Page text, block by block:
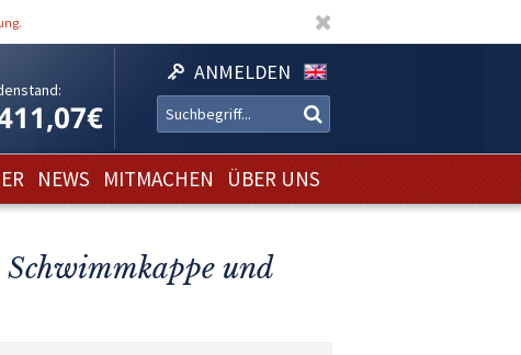
.
ANMELDEN
NEWS MITMACHEN ÜBER UNS
Schwimmkappe und